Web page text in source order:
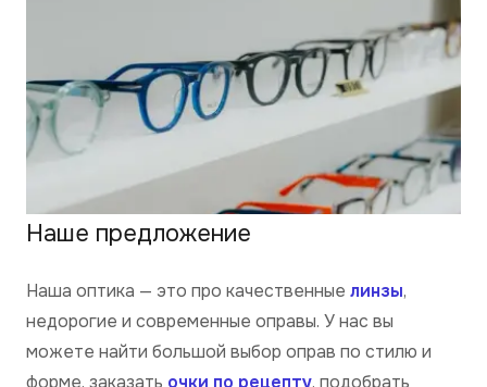
Наше предложение
Наша оптика — это про качественные линзы,
недорогие и современные оправы. У нас вы
можете найти большой выбор оправ по стилю и
форме, заказать очки по рецепту, подобрать